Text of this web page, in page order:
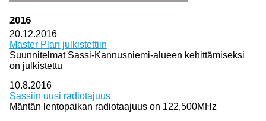
2016
20.12.2016
Master Plan julkistettiin
Suunnitelmat Sassi-Kannusniemi-alueen kehittämiseksi
on julkistettu
10.8.2016
Sassiin uusi radiotajuus
Mäntän lentopaikan radiotaajuus on 122,500MHz